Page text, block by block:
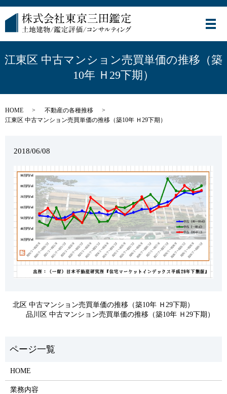
メ
江東区 中古マンション売買単価の推移（築
10年 Ｈ29下期）
HOME
不動産の各種推移
江東区 中古マンション売買単価の推移（築10年 Ｈ29下期）
2018/06/08
北区 中古マンション売買単価の推移（築10年 Ｈ29下期）
品川区 中古マンション売買単価の推移（築10年 Ｈ29下期）
HOME
業務内容